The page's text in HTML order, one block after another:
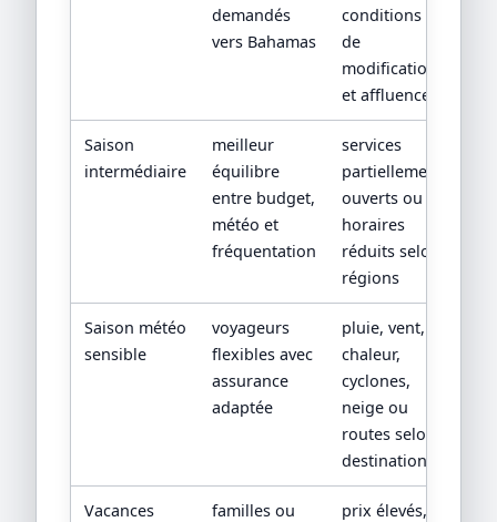
demandés
vers Bahamas
conditions
de
modification
et affluence
Saison
intermédiaire
meilleur
équilibre
entre budget,
météo et
fréquentation
services
partiellement
ouverts ou
horaires
réduits selon
régions
Saison météo
sensible
voyageurs
flexibles avec
assurance
adaptée
pluie, vent,
chaleur,
cyclones,
neige ou
routes selon
destination
Vacances
familles ou
prix élevés,